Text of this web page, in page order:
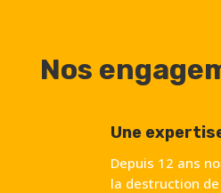
Nos
Une
Depuis 12 ans
la destruction